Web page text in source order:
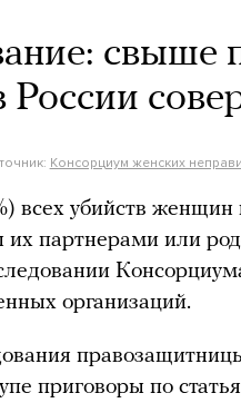
свыше
Консорциум женских
всех убийств женщин
партнерами или
организаций.
приговоры по